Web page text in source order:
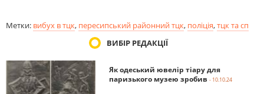
Метки: вибух в тцк, пересипський районний тцк, поліція,тцк та сп
ВИБІР РЕДАКЦІЇ
Як одеський ювелір тіару для
паризького музею зробив - 10.10.24